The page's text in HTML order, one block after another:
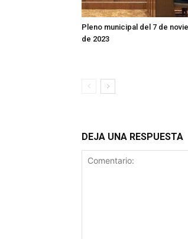
Pleno municipal del 7 de
de 2023
DEJA UNA RESPUESTA